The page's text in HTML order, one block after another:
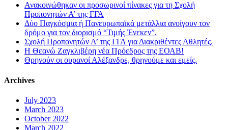
Ανακοινώθηκαν οι προσωρινοί πίνακες για τη Σχολή
Προπονητών Α’ της ΓΓΑ
Δύο Παγκόσμια ή Πανευρωπαϊκά μετάλλια ανοίγουν τον
δρόμο για τον διορισμό “Τιμής Ένεκεν”.
Σχολή Προπονητών Α’ της ΓΓΑ για Διακριθέντες Αθλητές.
Η Θεανώ Ζαγκλιβέρη νέα Πρόεδρος της ΕΟΑΒ!
Θρηνούν οι ουρανοί Αλέξανδρε, θρηνούμε και εμείς.
Archives
July 2023
March 2023
October 2022
March 2022